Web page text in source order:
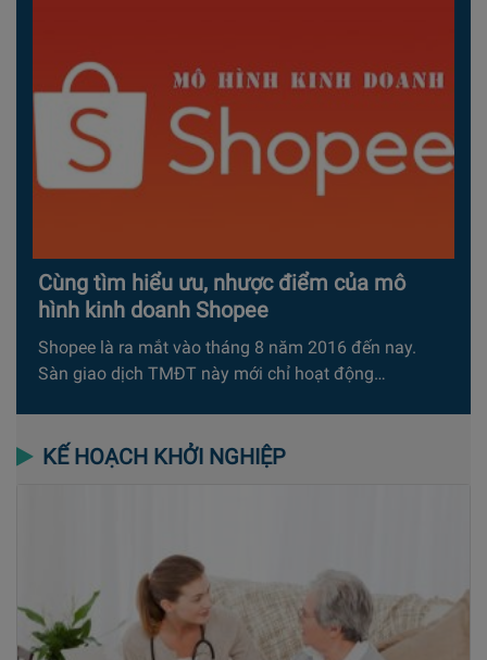
Cùng tìm hiểu ưu, nhược điểm của mô
hình kinh doanh Shopee
Shopee là ra mắt vào tháng 8 năm 2016 đến nay.
Sàn giao dịch TMĐT này mới chỉ hoạt động…
KẾ HOẠCH KHỞI NGHIỆP